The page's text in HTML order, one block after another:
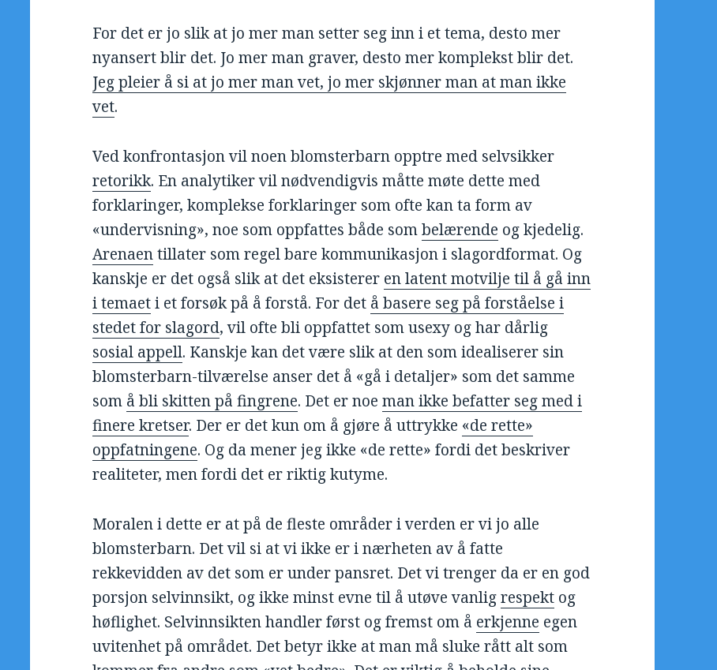
For det er jo slik at jo mer man setter seg inn i et tema, desto mer
nyansert blir det. Jo mer man graver, desto mer komplekst blir det.
Jeg pleier å si at jo mer man vet, jo mer skjønner man at man ikke
vet.
Ved konfrontasjon vil noen blomsterbarn opptre med selvsikker
retorikk. En analytiker vil nødvendigvis måtte møte dette med
forklaringer, komplekse forklaringer som ofte kan ta form av
«undervisning», noe som oppfattes både sombelærende og kjedelig.
Arenaentillater som regel bare kommunikasjon i slagordformat. Og
kanskje er det også slik at det eksisterer en latent motvilje til å gå inn
i temaeti et forsøk på å forstå. For det å basere seg på forståelse i
stedet for slagord, vil ofte bli oppfattet som usexy og har dårlig
sosial appell. Kanskje kan det være slik at den som idealiserer sin
blomsterbarn-tilværelse anser det å «gå i detaljer» som det samme
som å bli skitten på fingrene. Det er noeman ikke befatter seg med i
finere kretser. Der er det kun om å gjøre å uttrykke «de rette»
oppfatningene. Og da mener jeg ikke «de rette» fordi det beskriver
realiteter, men fordi det er riktig kutyme.
Moralen i dette er at på de fleste områder i verden er vi jo alle
blomsterbarn. Det vil si at vi ikke er i nærheten av å fatte
rekkevidden av det som er under pansret. Det vi trenger da er en god
porsjon selvinnsikt, og ikke minst evne til å utøve vanligrespekt og
høflighet. Selvinnsikten handler først og fremst om å erkjenne egen
uvitenhet på området. Det betyr ikke at man må sluke rått alt som